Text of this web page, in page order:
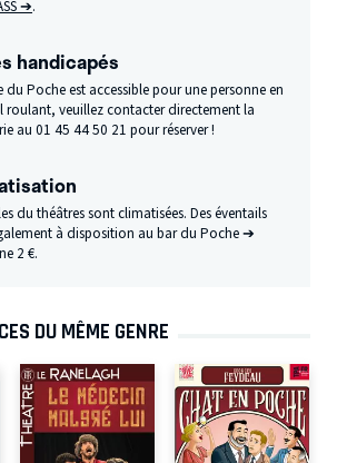
➔.
handicapés
du Poche est accessible pour une personne en
roulant, veuillez contacter directement la
au 01 45 44 50 21 pour réserver !
du théâtres sont climatisées. Des éventails
à disposition au bar du Poche ➔
2 €.
DU MÊME GENRE